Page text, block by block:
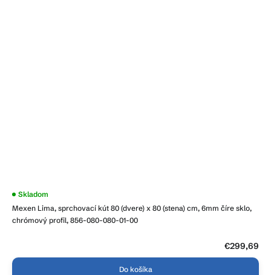
Mexen Lima, sprchovací kút 80 (dvere) x 80 (stena) cm, 6mm číre sklo,
chrómový profil, 856-080-080-01-00
Priemerné
produktu
je
Skladom
€299,69
Do košíka